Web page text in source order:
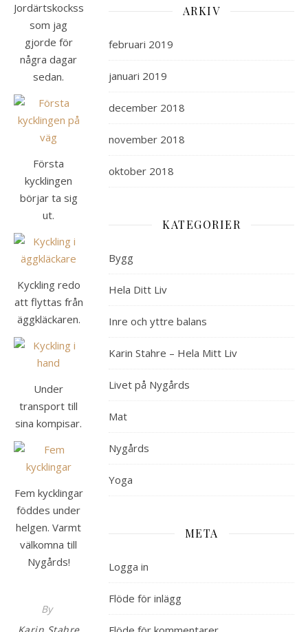
Jordärtskockssoppa
som jag
gjorde för
några dagar
sedan.
Första
kycklingen
börjar ta sig
ut.
Kyckling redo
att flyttas från
äggkläckaren.
Under
transport till
sina kompisar.
Fem kycklingar
föddes under
helgen. Varmt
välkomna till
Nygårds!
By
ARKIV
februari 2019
januari 2019
december 2018
november 2018
oktober 2018
KATEGORIER
Bygg
Hela Ditt Liv
Inre och yttre balans
Karin Stahre – Hela Mitt Liv
Livet på Nygårds
Mat
Nygårds
Yoga
META
Logga in
Flöde för inlägg